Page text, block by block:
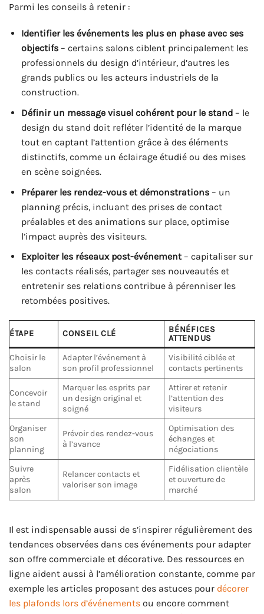
Parmi les conseils à retenir :
Identifier les événements les plus en phase avec ses
objectifs– certains salons ciblent principalement les
professionnels du design d’intérieur, d’autres les
grands publics ou les acteurs industriels de la
construction.
Définir un message visuel cohérent pour le stand– le
design du stand doit refléter l’identité de la marque
tout en captant l’attention grâce à des éléments
distinctifs, comme un éclairage étudié ou des mises
en scène soignées.
Préparer les rendez-vous et démonstrations– un
planning précis, incluant des prises de contact
préalables et des animations sur place, optimise
l’impact auprès des visiteurs.
Exploiter les réseaux post-événement– capitaliser sur
les contacts réalisés, partager ses nouveautés et
entretenir ses relations contribue à pérenniser les
retombées positives.
ÉTAPE CONSEIL CLÉ
BÉNÉFICES
ATTENDUS
Choisir le
salon
Adapter l’événement à
son profil professionnel
Visibilité ciblée et
contacts pertinents
Concevoir
le stand
Marquer les esprits par
un design original et
soigné
Attirer et retenir
l’attention des
visiteurs
Organiser
son
planning
Prévoir des rendez-vous
à l’avance
Optimisation des
échanges et
négociations
Suivre
après
salon
Relancer contacts et
valoriser son image
Fidélisation clientèle
et ouverture de
marché
Il est indispensable aussi de s’inspirer régulièrement des
tendances observées dans ces événements pour adapter
son offre commerciale et décorative. Des ressources en
ligne aident aussi à l’amélioration constante, comme par
exemple les articles proposant des astuces pour décorer
les plafonds lors d’événements ou encore comment